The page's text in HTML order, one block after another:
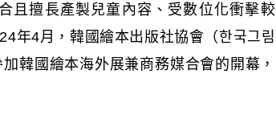
且擅長產製兒童內容、受數位化衝擊較
年4月，韓國繪本出版社協會（한국그림
韓國繪本海外展兼商務媒合會的開幕，